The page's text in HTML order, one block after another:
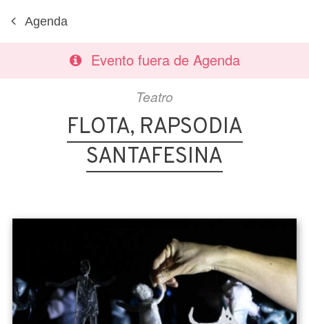
Agenda
Evento fuera de Agenda
Teatro
FLOTA, RAPSODIA
SANTAFESINA